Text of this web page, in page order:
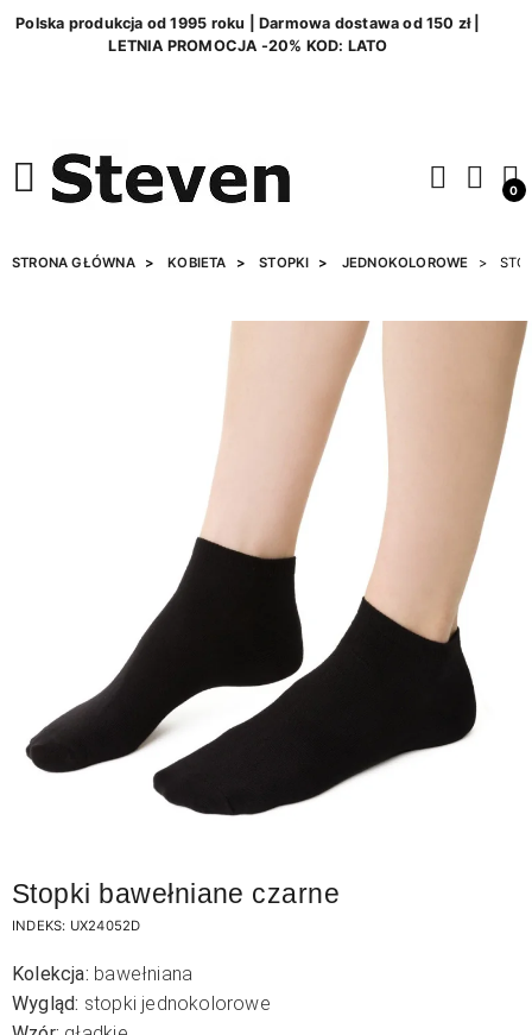
Polska produkcja od 1995 roku | Darmowa dostawa od 150 zł |
LETNIA PROMOCJA -20% KOD: LATO
0
STRONA GŁÓWNA KOBIETA STOPKI JEDNOKOLOROWE
Stopki bawełniane czarne
INDEKS: UX24052D
Kolekcja: bawełniana
Wygląd: stopki jednokolorowe